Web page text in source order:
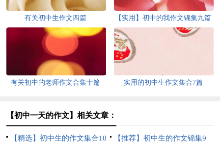
有关初中生作文四篇 【实用】初中的我作文锦集九篇
有关初中的老师作文合集十篇 实用的初中生作文集合7篇
【初中一天的作文】相关文章：
【精选】初中生的作文集合10
【推荐】初中生的作文锦集9